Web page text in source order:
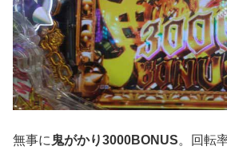
無事に 鬼がかり3000BONUS。回転